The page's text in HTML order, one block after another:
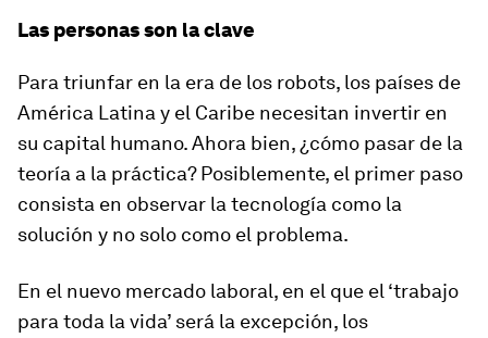
Las personas son la clave
Para triunfar en la era de los robots, los países de
América Latina y el Caribe necesitan invertir en
su capital humano. Ahora bien, ¿cómo pasar de la
teoría a la práctica? Posiblemente, el primer paso
consista en observar la tecnología como la
solución y no solo como el problema.
En el nuevo mercado laboral, en el que el ‘trabajo
para toda la vida’ será la excepción, los